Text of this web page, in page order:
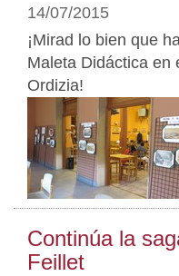
14/07/2015
¡Mirad lo bien que
Maleta Didáctica en
Ordizia!
Continúa la
Feillet